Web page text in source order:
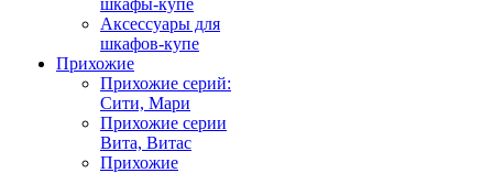
шкафы-купе
Аксессуары для
шкафов-купе
Прихожие
Прихожие серий:
Сити, Мари
Прихожие серии
Вита, Витас
Прихожие